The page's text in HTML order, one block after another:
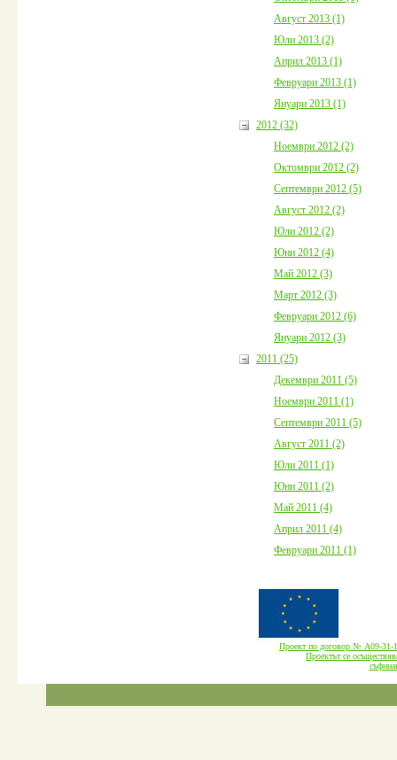
Август 2013 (1)
Юли 2013 (2)
Април 2013 (1)
Февруари 2013 (1)
Януари 2013 (1)
2012 (32)
Ноември 2012 (2)
Октомври 2012 (2)
Септември 2012 (5)
Август 2012 (2)
Юли 2012 (2)
Юни 2012 (4)
Май 2012 (3)
Март 2012 (3)
Февруари 2012 (6)
Януари 2012 (3)
2011 (25)
Декември 2011 (5)
Ноември 2011 (1)
Септември 2011 (5)
Август 2011 (2)
Юли 2011 (1)
Юни 2011 (2)
Май 2011 (4)
Април 2011 (4)
Февруари 2011 (1)
Проект по договор № А09-
Проектът се